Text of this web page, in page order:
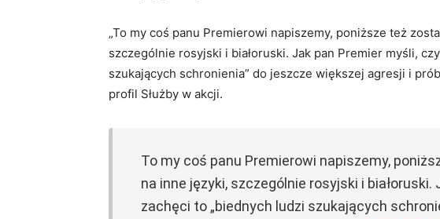
„To my coś panu Premierowi napiszemy, poniższe też
szczególnie rosyjski i białoruski. Jak pan Premier myśli,
szukających schronienia” do jeszcze większej agresji i
profil Służby w akcji.
To my coś panu Premierowi napiszemy,
na inne języki, szczególnie rosyjski i
zachęci to „biednych ludzi szukających